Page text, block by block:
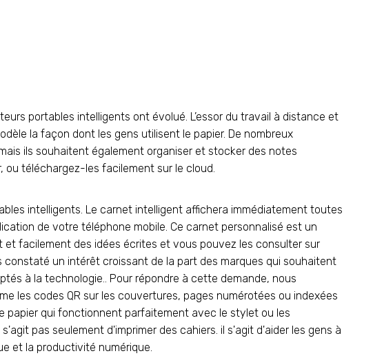
portables intelligents ont évolué. L’essor du travail à distance et
la façon dont les gens utilisent le papier. De nombreux
ils souhaitent également organiser et stocker des notes
ou téléchargez-les facilement sur le cloud.
intelligents. Le carnet intelligent affichera immédiatement toutes
de votre téléphone mobile. Ce carnet personnalisé est un
facilement des idées écrites et vous pouvez les consulter sur
un intérêt croissant de la part des marques qui souhaitent
à la technologie.. Pour répondre à cette demande, nous
les codes QR sur les couvertures, pages numérotées ou indexées
papier qui fonctionnent parfaitement avec le stylet ou les
pas seulement d'imprimer des cahiers. il s'agit d'aider les gens à
et la productivité numérique.